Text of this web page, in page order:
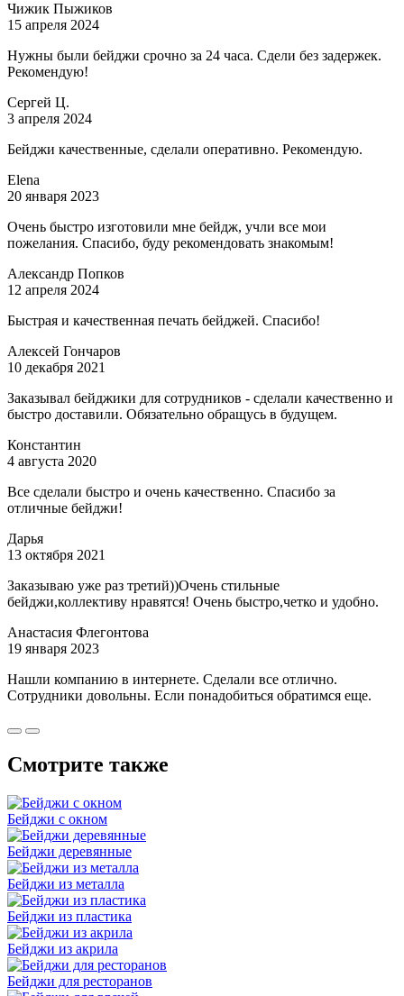
Чижик Пыжиков
15 апреля 2024
Нужны были бейджи срочно за 24 часа. Сдели без задержек.
Рекомендую!
Сергей Ц.
3 апреля 2024
Бейджи качественные, сделали оперативно. Рекомендую.
Elena
20 января 2023
Очень быстро изготовили мне бейдж, учли все мои
пожелания. Спасибо, буду рекомендовать знакомым!
Александр Попков
12 апреля 2024
Быстрая и качественная печать бейджей. Спасибо!
Алексей Гончаров
10 декабря 2021
Заказывал бейджики для сотрудников - сделали качественно и
быстро доставили. Обязательно обращусь в будущем.
Константин
4 августа 2020
Все сделали быстро и очень качественно. Спасибо за
отличные бейджи!
Дарья
13 октября 2021
Заказываю уже раз третий))Очень стильные
бейджи,коллективу нравятся! Очень быстро,четко и удобно.
Анастасия Флегонтова
19 января 2023
Нашли компанию в интернете. Сделали все отлично.
Сотрудники довольны. Если понадобиться обратимся еще.
Смотрите также
Бейджи с окном
Бейджи деревянные
Бейджи из металла
Бейджи из пластика
Бейджи из акрила
Бейджи для ресторанов